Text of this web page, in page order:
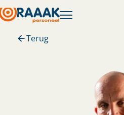
Terug